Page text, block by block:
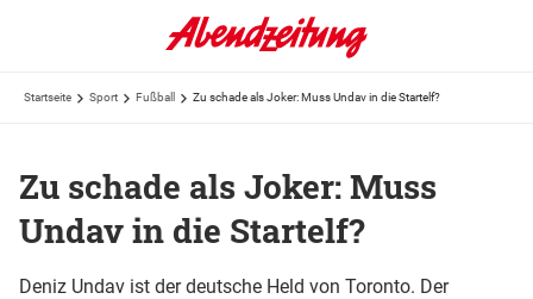
Startseite Sport Fußball Zu schade als Joker: Muss Undav in die Startelf?
Zu schade als Joker: Muss
Undav in die Startelf?
Deniz Undav ist der deutsche Held von Toronto. Der